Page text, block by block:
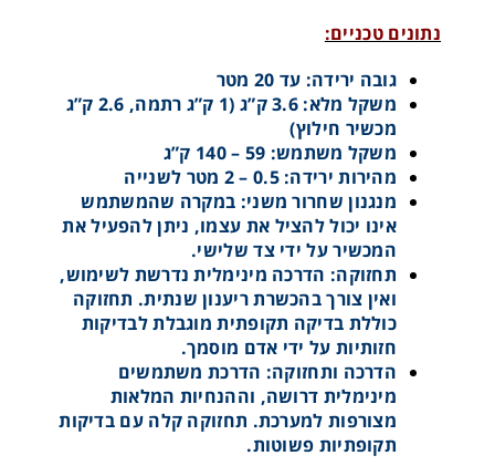
נתונים טכניים:
גובה ירידה: עד 20 מטר
משקל מלא: 3.6 ק”ג (1 ק”ג רתמה, 2.6 ק”ג
מכשיר חילוץ)
משקל משתמש: 59 – 140 ק”ג
מהירות ירידה: 0.5 – 2 מטר לשנייה
מנגנון שחרור משני: במקרה שהמשתמש
אינו יכול להציל את עצמו, ניתן להפעיל את
המכשיר על ידי צד שלישי.
תחזוקה: הדרכה מינימלית נדרשת לשימוש,
ואין צורך בהכשרת ריענון שנתית. תחזוקה
כוללת בדיקה תקופתית מוגבלת לבדיקות
חזותיות על ידי אדם מוסמך.
הדרכה ותחזוקה: הדרכת משתמשים
מינימלית דרושה, וההנחיות המלאות
מצורפות למערכת. תחזוקה קלה עם בדיקות
תקופתיות פשוטות.
בולם נפילה משולב בכננת חילוץ
כננת לחילוץ 20 מטר KARAM